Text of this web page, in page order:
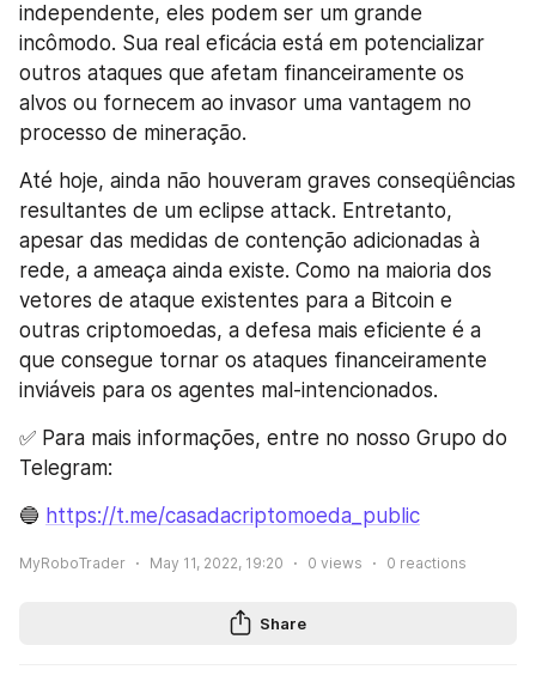
independente, eles podem ser um grande
incômodo. Sua real eficácia está em potencializar
outros ataques que afetam financeiramente os
alvos ou fornecem ao invasor uma vantagem no
processo de mineração.
Até hoje, ainda não houveram graves conseqüências
resultantes de um eclipse attack. Entretanto,
apesar das medidas de contenção adicionadas à
rede, a ameaça ainda existe. Como na maioria dos
vetores de ataque existentes para a Bitcoin e
outras criptomoedas, a defesa mais eficiente é a
que consegue tornar os ataques financeiramente
inviáveis para os agentes mal-intencionados.
✅ Para mais informações, entre no nosso Grupo do
Telegram:
🔵 https://t.me/casadacriptomoeda_public
MyRoboTrader May 11, 2022, 19:20 0 views 0 reactions
Share